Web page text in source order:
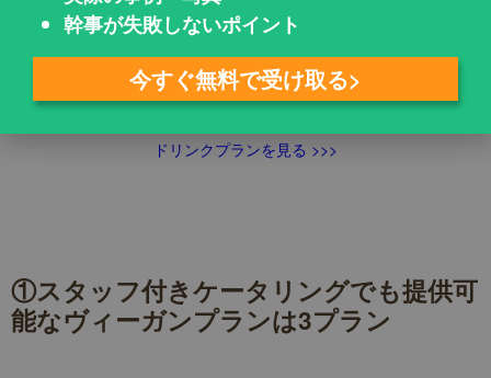
サポートデスクへの問
合せはこちら
ドリンクプランを見る >>>
①スタッフ付きケータリングでも提供可
能なヴィーガンプランは3プラン
幹事が失敗しないポイント
今すぐ無料で受け取る>